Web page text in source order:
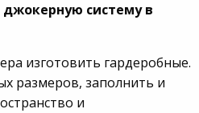
систему в
изготовить гардеробные.
размеров, заполнить и
и